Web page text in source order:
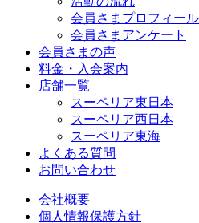
会員さまプロフィール
会員さまアンケート
会員さまの声
料金・入会案内
店舗一覧
スーペリア東日本
スーペリア西日本
スーペリア東海
よくある質問
お問い合わせ
会社概要
個人情報保護方針